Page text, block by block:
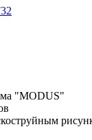
"MODUS"